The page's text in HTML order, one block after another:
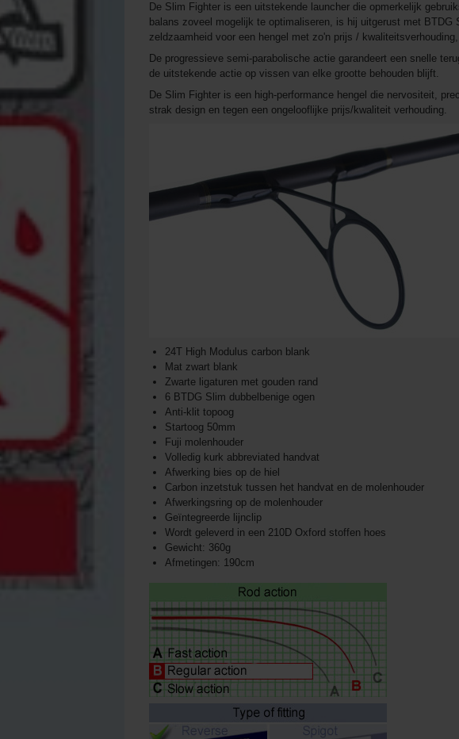
De Slim Fighter is een uitstekende launcher die opmerkelijk
balans zoveel mogelijk te optimaliseren, is hij uitgerust met BTDG
zeldzaamheid voor een hengel met zo'n prijs /
De progressieve semi-parabolische actie garandeert een snelle
de uitstekende actie op vissen van elke grootte behouden blijft.
De Slim Fighter is een high-performance hengel die nervositeit,
strak design en tegen een ongelooflijke prijs/kwaliteit verhouding.
24T High Modulus carbon blank
Mat zwart blank
Zwarte ligaturen met gouden rand
6 BTDG Slim dubbelbenige ogen
Anti-klit topoog
Startoog 50mm
Fuji molenhouder
Volledig kurk abbreviated handvat
Afwerking bies op de hiel
Carbon inzetstuk tussen het handvat en de molenhouder
Afwerkingsring op de molenhouder
Geïntegreerde lijnclip
Wordt geleverd in een 210D Oxford stoffen hoes
Gewicht: 360g
Afmetingen: 190cm